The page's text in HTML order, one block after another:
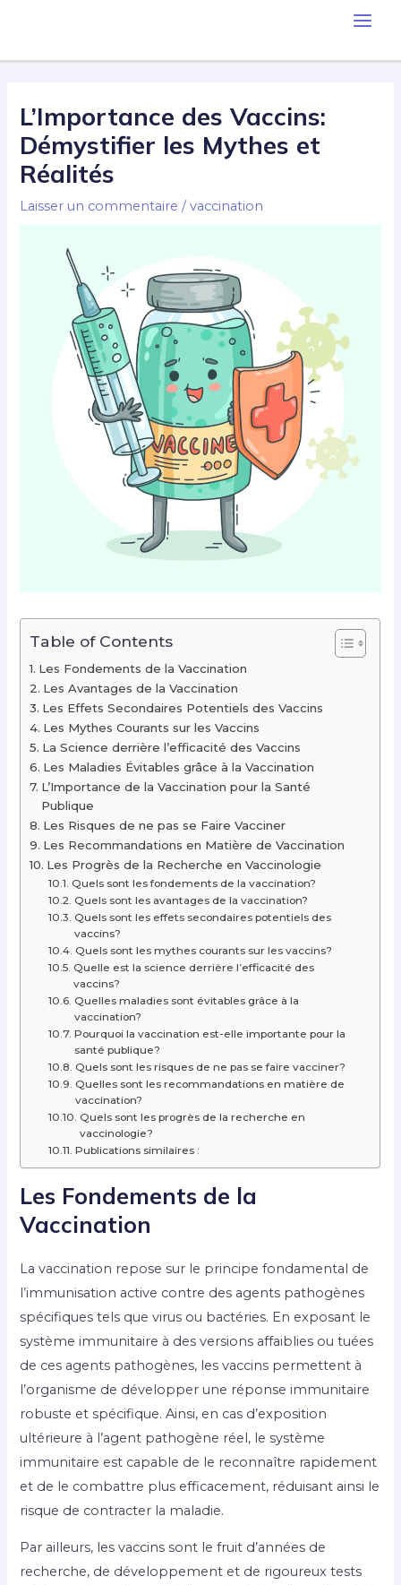
contenu
L’Importance des Vaccins:
Démystifier les Mythes et
Réalités
Laisser un commentaire /vaccination
Table of Contents
Les Fondements de la Vaccination
Les Avantages de la Vaccination
Les Effets Secondaires Potentiels des Vaccins
Les Mythes Courants sur les Vaccins
La Science derrière l’efficacité des Vaccins
Les Maladies Évitables grâce à la Vaccination
L’Importance de la Vaccination pour la Santé
Publique
Les Risques de ne pas se Faire Vacciner
Les Recommandations en Matière de Vaccination
Les Progrès de la Recherche en Vaccinologie
Quels sont les fondements de la vaccination?
Quels sont les avantages de la vaccination?
Quels sont les effets secondaires potentiels des
vaccins?
Quels sont les mythes courants sur les vaccins?
Quelle est la science derrière l’efficacité des
vaccins?
Quelles maladies sont évitables grâce à la
vaccination?
Pourquoi la vaccination est-elle importante pour la
santé publique?
Quels sont les risques de ne pas se faire vacciner?
Quelles sont les recommandations en matière de
vaccination?
Quels sont les progrès de la recherche en
vaccinologie?
Publications similaires :
Les Fondements de la
Vaccination
La vaccination repose sur le principe fondamental de
l’immunisation active contre des agents pathogènes
spécifiques tels que virus ou bactéries. En exposant le
système immunitaire à des versions affaiblies ou tuées
de ces agents pathogènes, les vaccins permettent à
l’organisme de développer une réponse immunitaire
robuste et spécifique. Ainsi, en cas d’exposition
ultérieure à l’agent pathogène réel, le système
immunitaire est capable de le reconnaître rapidement
et de le combattre plus efficacement, réduisant ainsi le
risque de contracter la maladie.
Par ailleurs, les vaccins sont le fruit d’années de
recherche, de développement et de rigoureux tests